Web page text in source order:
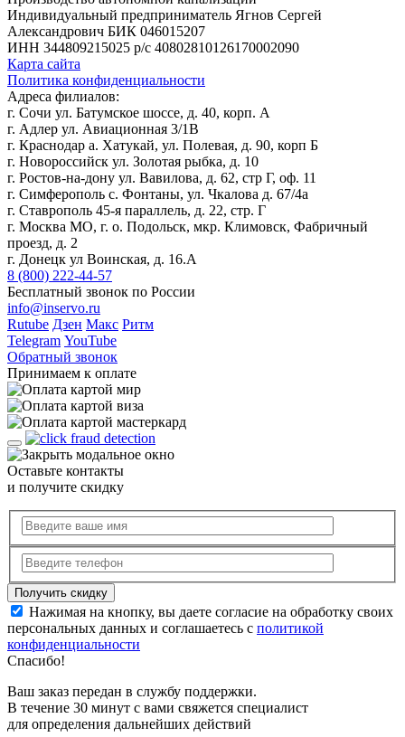
Индивидуальный предприниматель Ягнов Сергей
Александрович БИК 046015207
ИНН 344809215025 р/с 40802810126170002090
Карта сайта
Политика конфиденциальности
Адреса филиалов:
г. Сочи ул. Батумское шоссе, д. 40, корп. А
г. Адлер ул. Авиационная 3/1В
г. Краснодар а. Хатукай, ул. Полевая, д. 90, корп Б
г. Новороссийск ул. Золотая рыбка, д. 10
г. Ростов-на-дону ул. Вавилова, д. 62, стр Г, оф. 11
г. Симферополь с. Фонтаны, ул. Чкалова д. 67/4а
г. Ставрополь 45-я параллель, д. 22, стр. Г
г. Москва МО, г. о. Подольск, мкр. Климовск, Фабричный
проезд, д. 2
г. Донецк ул Воинская, д. 16.А
8 (800) 222-44-57
Бесплатный звонок по России
info@inservo.ru
Rutube Дзен Макс Ритм
Telegram YouTube
Обратный звонок
Принимаем к оплате
Оставьте контакты
и получите скидку
Нажимая на кнопку, вы даете согласие на обработку своих
персональных данных и соглашаетесь с политикой
конфиденциальности
Спасибо!
Ваш заказ передан в службу поддержки.
В течение 30 минут с вами свяжется специалист
для определения дальнейших действий